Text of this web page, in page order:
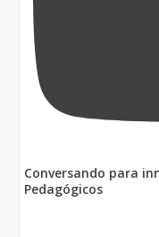
Conversando para
Pedagógicos